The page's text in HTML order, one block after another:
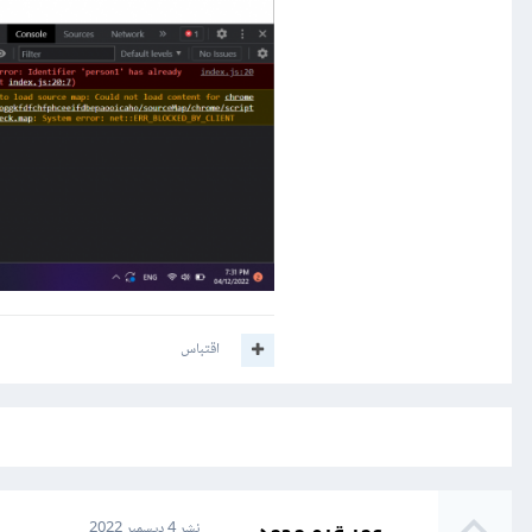
اقتباس